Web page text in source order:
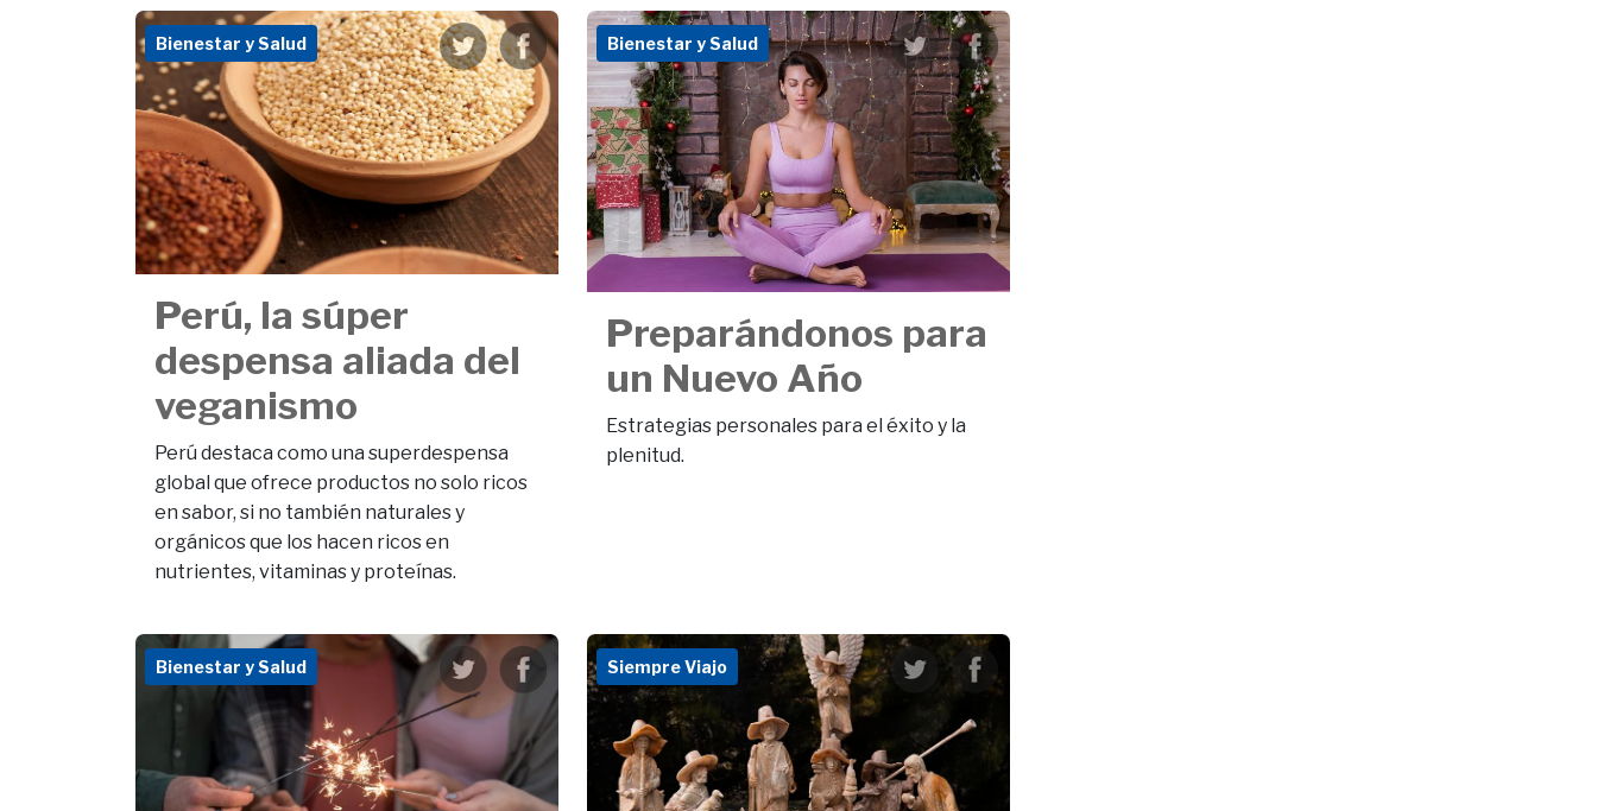
Bienestar y Salud
Perú, la súper
despensa aliada del
veganismo
Perú destaca como una superdespensa
global que ofrece productos no solo ricos
en sabor, si no también naturales y
orgánicos que los hacen ricos en
nutrientes, vitaminas y proteínas.
Bienestar y Salud
Preparándonos para
un Nuevo Año
Estrategias personales para el éxito y la
plenitud.
Bienestar y Salud Siempre Viajo